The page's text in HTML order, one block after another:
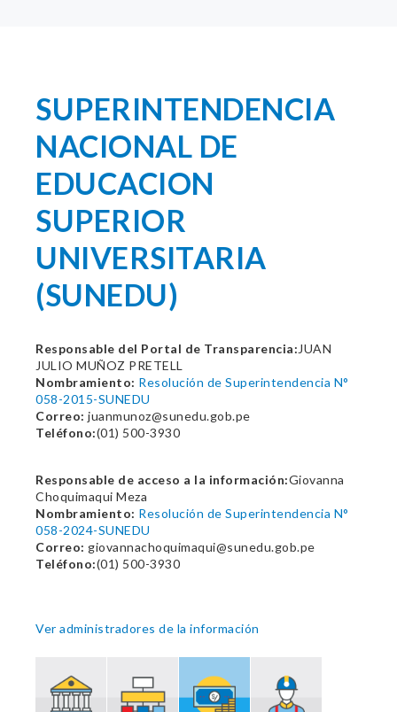
SUPERINTENDENCIA
NACIONAL DE
EDUCACION
SUPERIOR
UNIVERSITARIA
(SUNEDU)
Responsable del Portal de Transparencia: JUAN
JULIO MUÑOZ PRETELL
Nombramiento: Resolución de Superintendencia N°
058-2015-SUNEDU
Correo: juanmunoz@sunedu.gob.pe
Teléfono:(01) 500-3930
Responsable de acceso a la información:Giovanna
Choquimaqui Meza
Nombramiento: Resolución de Superintendencia N°
058-2024-SUNEDU
Correo: giovannachoquimaqui@sunedu.gob.pe
Teléfono:(01) 500-3930
Ver administradores de la información